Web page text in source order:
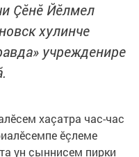
Çӗнӗ Йӗлмел
хулинче
учрежденире
хаçатра час-час
ӗçлеме
ун çыннисем пирки